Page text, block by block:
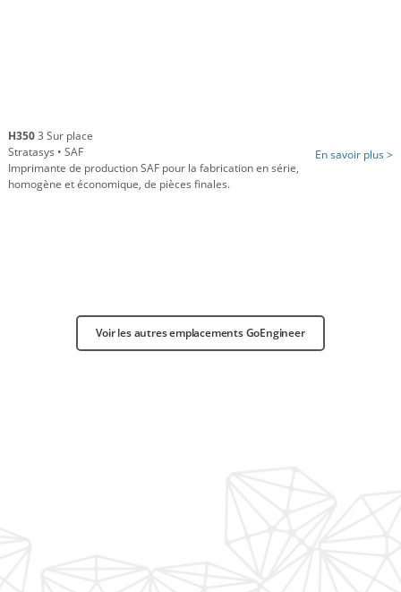
H3503 Sur place
Stratasys • SAF
Imprimante de production SAF pour la fabrication en série,
homogène et économique, de pièces finales.
En savoir plus >
Voir les autres emplacements GoEngineer